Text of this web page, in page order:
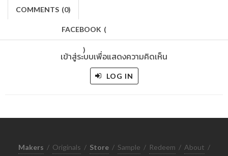
COMMENTS (0)
FACEBOOK (
)
เข้าสู่ระบบเพื่อแสดงความคิดเห็น
LOG IN
Makers / Originals / Store / Sample / Redeem / About /